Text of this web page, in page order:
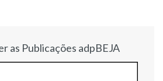
as Publicações adpBEJA